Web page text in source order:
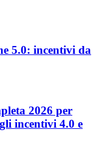
5.0: incentivi da
2026 per
incentivi 4.0 e